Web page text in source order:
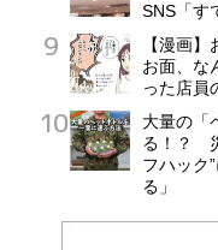
SNS「す
【漫画
お面、な
った店員
大量の「
る！？
フハック
る」